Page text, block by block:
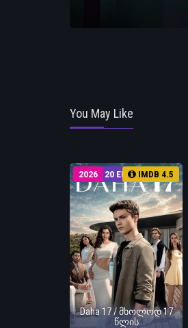
You May Like
20 EP
2026 IMDB 4.5
Daha 17 / მხოლოდ 17
წლის